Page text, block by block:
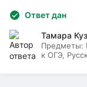
Ответ дан
Тамара
Предметы:
к ОГЭ,